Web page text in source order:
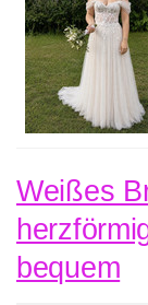
Weißes
bequem